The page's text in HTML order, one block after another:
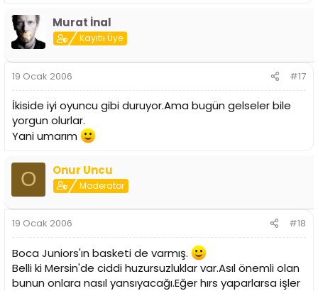
Murat İnal
Kayıtlı Üye
19 Ocak 2006 #17
İkiside iyi oyuncu gibi duruyor.Ama bugün gelseler bile
yorgun olurlar.
Yani umarım
O Onur Uncu
Moderator
19 Ocak 2006 #18
Boca Juniors'ın basketi de varmış.
Belli ki Mersin'de ciddi huzursuzluklar var.Asıl önemli olan
bunun onlara nasıl yansıyacağı.Eğer hırs yaparlarsa işler